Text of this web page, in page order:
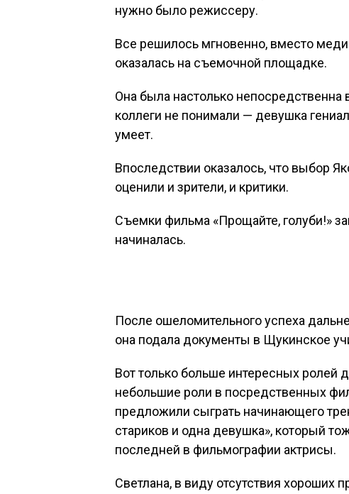
нужно было режиссеру.
Все решилось мгновенно, вместо
оказалась на съемочной площадке.
Она была настолько непосредственна
коллеги не понимали — девушка
умеет.
Впоследствии оказалось, что выбор
оценили и зрители, и критики.
Съемки фильма «Прощайте, голуби!»
начиналась.
После ошеломительного успеха
она подала документы в Щукинское
Вот только больше интересных ролей
небольшие роли в посредственных
предложили сыграть начинающего
стариков и одна девушка», который
последней в фильмографии актрисы.
Светлана, в виду отсутствия хороших